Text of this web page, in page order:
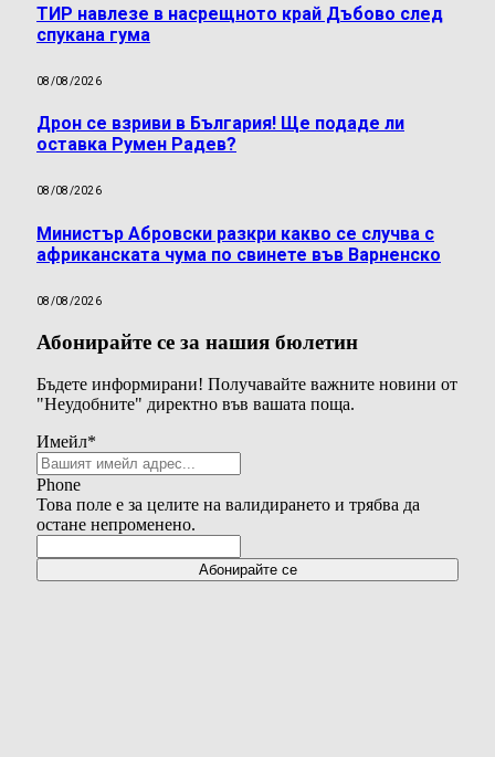
ТИР навлезе в насрещното край Дъбово след
спукана гума
08/08/2026
Дрон се взриви в България! Ще подаде ли
оставка Румен Радев?
08/08/2026
Министър Абровски разкри какво се случва с
африканската чума по свинете във Варненско
08/08/2026
Абонирайте се за нашия бюлетин
Бъдете информирани! Получавайте важните новини от
"Неудобните" директно във вашата поща.
Имейл*
Phone
Това поле е за целите на валидирането и трябва да
остане непроменено.